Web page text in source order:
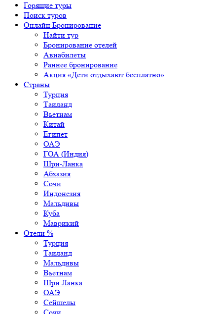
Горящие туры
Поиск туров
Онлайн Бронирование
Найти тур
Бронирование отелей
Авиабилеты
Раннее бронирование
Акция «Дети отдыхают бесплатно»
Страны
Турция
Таиланд
Вьетнам
Китай
Египет
ОАЭ
ГОА (Индия)
Шри-Ланка
Абхазия
Сочи
Индонезия
Мальдивы
Куба
Маврикий
Отели %
Турция
Таиланд
Мальдивы
Вьетнам
Шри Ланка
ОАЭ
Сейшелы